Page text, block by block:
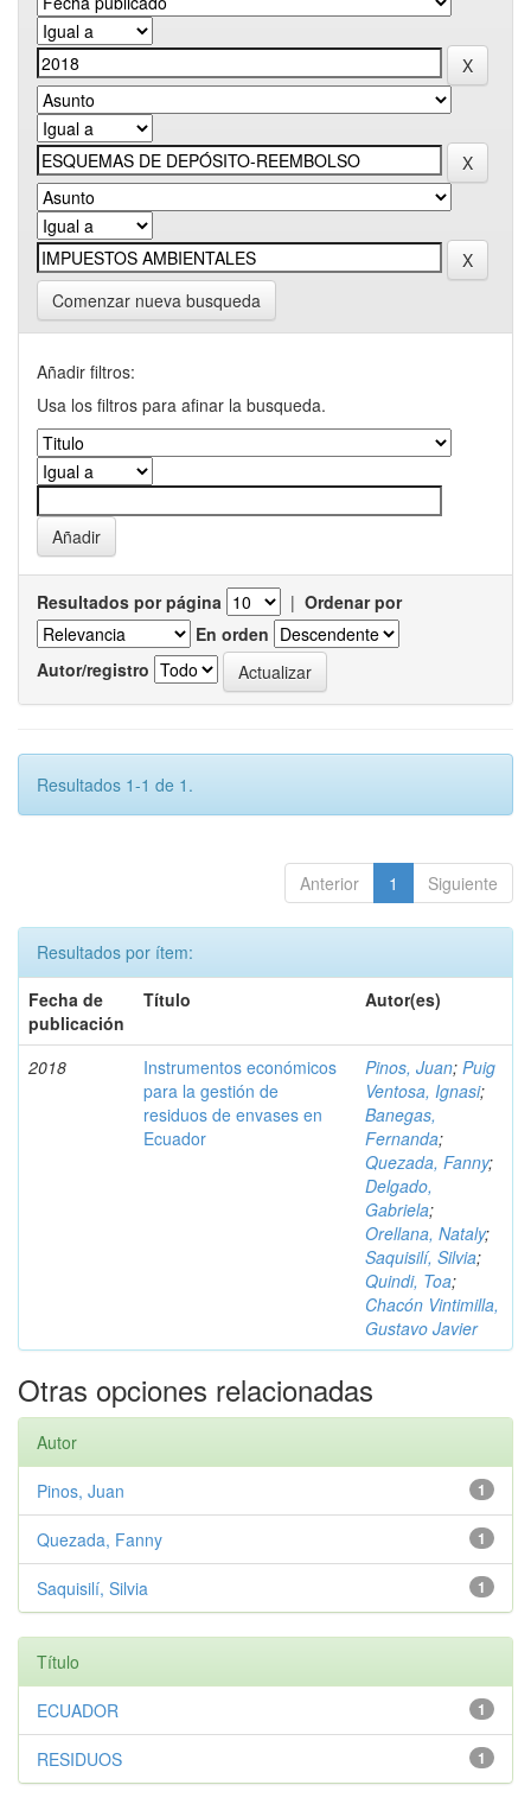
Comenzar nueva busqueda
Añadir filtros:
Usa los filtros para afinar la busqueda.
Resultados por página | Ordenar por
En orden
Autor/registro
Resultados 1-1 de 1.
Anterior 1 Siguiente
Resultados por ítem:
Fecha de
publicación
Título Autor(es)
2018
Instrumentos económicos
para la gestión de
residuos de envases en
Ecuador
Pinos, Juan; Puig
Ventosa, Ignasi;
Banegas,
Fernanda;
Quezada, Fanny;
Delgado,
Gabriela;
Orellana, Nataly;
Saquisilí, Silvia;
Quindi, Toa;
Chacón Vintimilla,
Gustavo Javier
Otras opciones relacionadas
Autor
1
Pinos, Juan
1
Quezada, Fanny
1
Saquisilí, Silvia
Título
1
ECUADOR
1
RESIDUOS